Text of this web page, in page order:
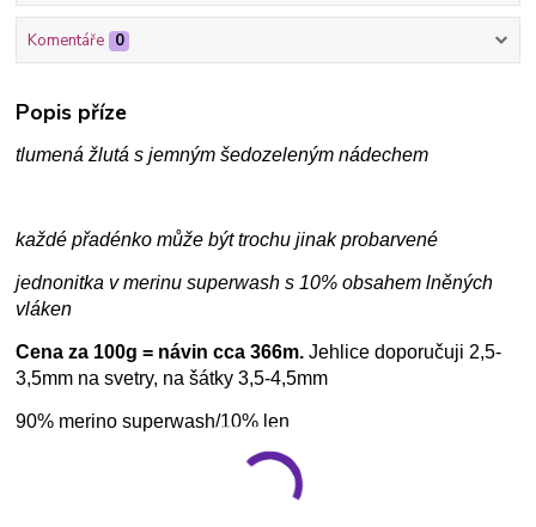
Komentáře 0
Popis příze
tlumená žlutá s jemným šedozeleným nádechem
každé přadénko může být trochu jinak probarvené
jednonitka v merinu superwash s 10% obsahem lněných
vláken
Cena za 100g = návin cca 366m. Jehlice doporučuji 2,5-
3,5mm na svetry, na šátky 3,5-4,5mm
90% merino superwash/10% len